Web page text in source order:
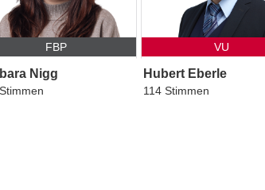
FBP
Nigg
VU
Hubert Eberle
114 Stimmen